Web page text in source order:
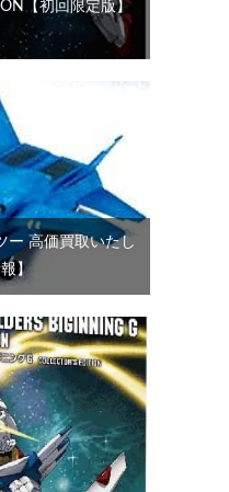
【初回限定版】
ー 高価買取いたし
】